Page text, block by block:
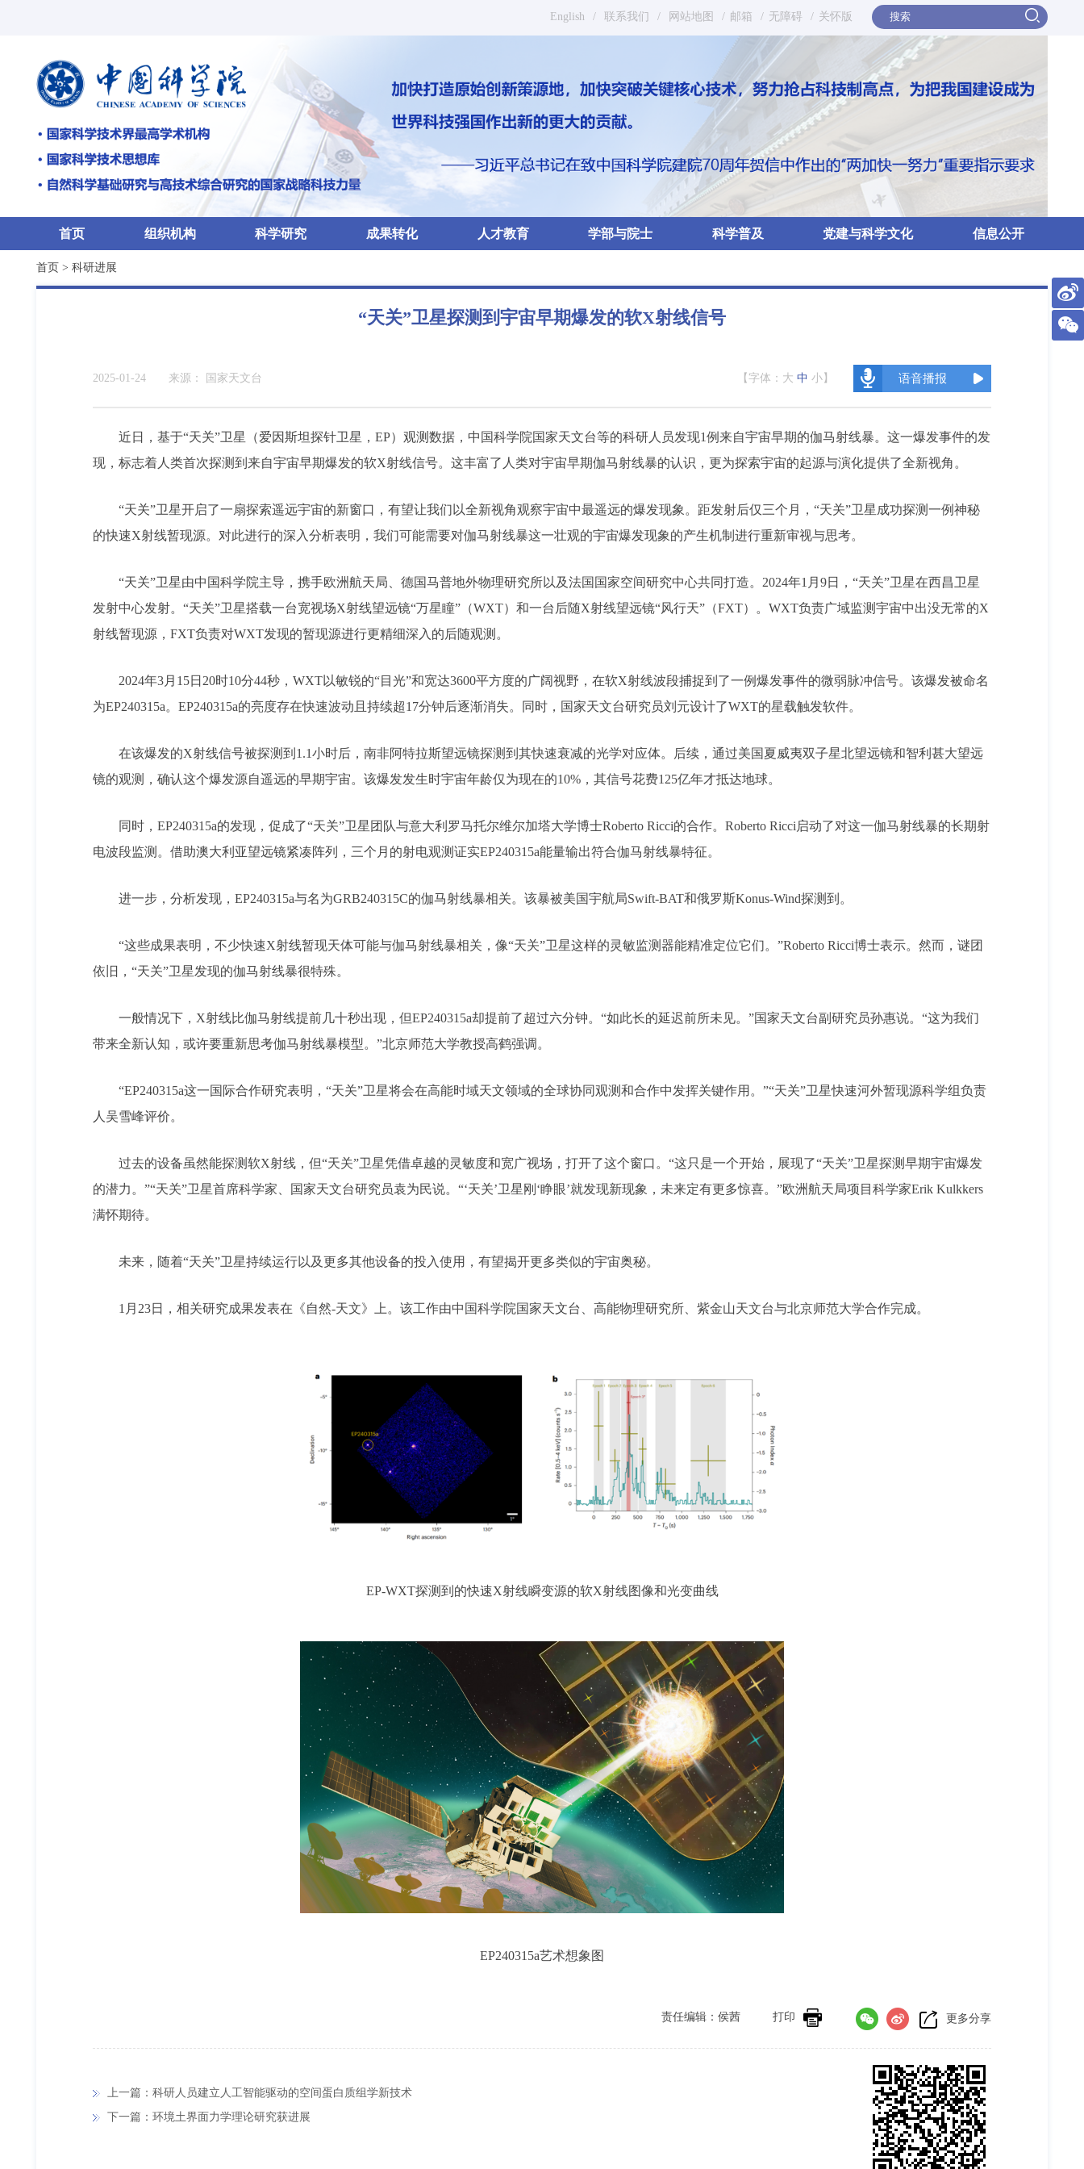
English / 联系我们 / 网站地图 / 邮箱 / 无障碍 / 关怀版
首页 组织机构 科学研究 成果转化 人才教育 学部与院士 科学普及 党建与科学文化 信息公开
首页 > 科研进展
“天关”卫星探测到宇宙早期爆发的软X射线信号
2025-01-24 来源： 国家天文台 【字体： 大 中 小 】 语音播报
近日，基于“天关”卫星（爱因斯坦探针卫星，EP）观测数据，中国科学院国家天文台等的科研人员发现1例来自宇宙早期的伽马射线暴。这一爆发事件的发
现，标志着人类首次探测到来自宇宙早期爆发的软X射线信号。这丰富了人类对宇宙早期伽马射线暴的认识，更为探索宇宙的起源与演化提供了全新视角。
“天关”卫星开启了一扇探索遥远宇宙的新窗口，有望让我们以全新视角观察宇宙中最遥远的爆发现象。距发射后仅三个月， “天关”卫星成功探测一例神秘
的快速X射线暂现源。对此进行的深入分析表明，我们可能需要对伽马射线暴这一壮观的宇宙爆发现象的产生机制进行重新审视与思考。
“天关”卫星由中国科学院主导，携手欧洲航天局、德国马普地外物理研究所以及法国国家空间研究中心共同打造。2024年1月9日，“天关”卫星在西昌卫星
发射中心发射。“天关”卫星搭载一台宽视场X射线望远镜“万星瞳”（WXT）和一台后随X射线望远镜“风行天”（FXT）。WXT负责广域监测宇宙中出没无常的X
射线暂现源，FXT负责对WXT发现的暂现源进行更精细深入的后随观测。
2024年3月15日20时10分44秒，WXT以敏锐的“目光”和宽达3600平方度的广阔视野，在软X射线波段捕捉到了一例爆发事件的微弱脉冲信号。该爆发被命名
为EP240315a。EP240315a的亮度存在快速波动且持续超17分钟后逐渐消失。同时，国家天文台研究员刘元设计了WXT的星载触发软件。
在该爆发的X射线信号被探测到1.1小时后，南非阿特拉斯望远镜探测到其快速衰减的光学对应体。后续，通过美国夏威夷双子星北望远镜和智利甚大望远
镜的观测，确认这个爆发源自遥远的早期宇宙。该爆发发生时宇宙年龄仅为现在的10%，其信号花费125亿年才抵达地球。
同时，EP240315a的发现，促成了“天关”卫星团队与意大利罗马托尔维尔加塔大学博士Roberto Ricci的合作。Roberto Ricci启动了对这一伽马射线暴的长期射
电波段监测。借助澳大利亚望远镜紧凑阵列，三个月的射电观测证实EP240315a能量输出符合伽马射线暴特征。
进一步，分析发现，EP240315a与名为GRB240315C的伽马射线暴相关。该暴被美国宇航局Swift-BAT和俄罗斯Konus-Wind探测到。
“这些成果表明，不少快速X射线暂现天体可能与伽马射线暴相关，像“天关”卫星这样的灵敏监测器能精准定位它们。”Roberto Ricci博士表示。然而，谜团
依旧，“天关”卫星发现的伽马射线暴很特殊。
一般情况下，X射线比伽马射线提前几十秒出现，但EP240315a却提前了超过六分钟。“如此长的延迟前所未见。”国家天文台副研究员孙惠说。“这为我们
带来全新认知，或许要重新思考伽马射线暴模型。”北京师范大学教授高鹤强调。
“EP240315a这一国际合作研究表明，“天关”卫星将会在高能时域天文领域的全球协同观测和合作中发挥关键作用。”“天关”卫星快速河外暂现源科学组负责
人吴雪峰评价。
过去的设备虽然能探测软X射线，但“天关”卫星凭借卓越的灵敏度和宽广视场，打开了这个窗口。“这只是一个开始，展现了“天关”卫星探测早期宇宙爆发
的潜力。”“天关”卫星首席科学家、国家天文台研究员袁为民说。“‘天关’卫星刚‘睁眼’就发现新现象，未来定有更多惊喜。”欧洲航天局项目科学家Erik Kulkkers
满怀期待。
未来，随着“天关”卫星持续运行以及更多其他设备的投入使用，有望揭开更多类似的宇宙奥秘。
1月23日，相关研究成果发表在《自然-天文》上。该工作由中国科学院国家天文台、高能物理研究所、紫金山天文台与北京师范大学合作完成。
EP-WXT探测到的快速X射线瞬变源的软X射线图像和光变曲线
EP240315a艺术想象图
更多分享
打印
责任编辑：侯茜
上一篇：科研人员建立人工智能驱动的空间蛋白质组学新技术
下一篇：环境土界面力学理论研究获进展